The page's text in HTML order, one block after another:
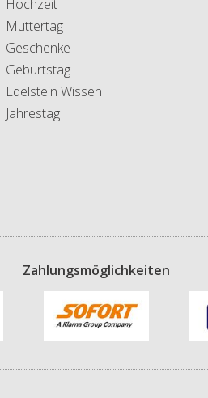
Hochzeit
Muttertag
Geschenke
Geburtstag
Edelstein Wissen
Jahrestag
Zahlungsmöglichkeiten